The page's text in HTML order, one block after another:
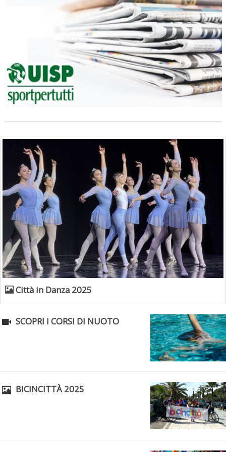
Ddl Lobby, Uisp: “Il Parlamento valorizzi le nostre specificità"
La formazione Uisp rallenta ma prosegue anche in estate
Tiziano Pesce nel Cda di Fondazione Terzjus: prima riunione a
Città in Danza 2025
SCOPRI I CORSI DI NUOTO
BICINCITTÀ 2025